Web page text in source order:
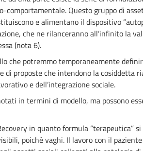
comportamentale. Questo gruppo di
e alimentano il dispositivo
che ne rilanceranno all’infinito la
(nota 6).
che potremmo temporaneamente
di proposte che intendono la
e dell’integrazione sociale.
in termini di modello, ma possono
in quanto formula “terapeutica”
poiché vaghi. Il lavoro con il